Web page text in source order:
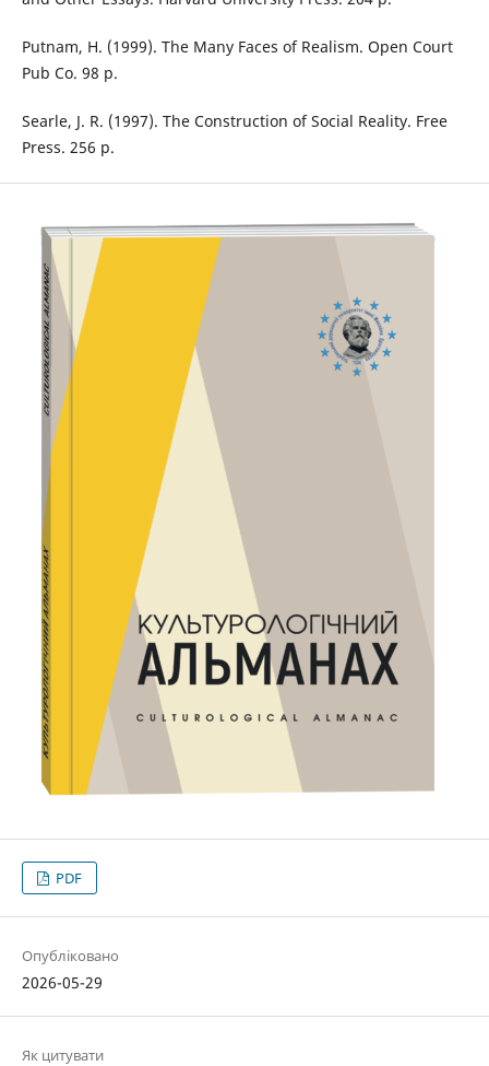
Putnam, H. (1999). The Many Faces of Realism. Open Court
Pub Co. 98 р.
Searle, J. R. (1997). The Construction of Social Reality. Free
Press. 256 р.
PDF
Опубліковано
2026-05-29
Як цитувати